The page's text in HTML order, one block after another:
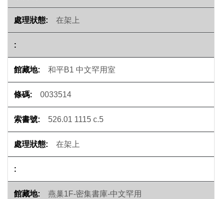
在架上
和平B1 中文罕用室
0033514
526.01 1115 c.5
在架上
燕巢1F-密集書庫-中文罕用